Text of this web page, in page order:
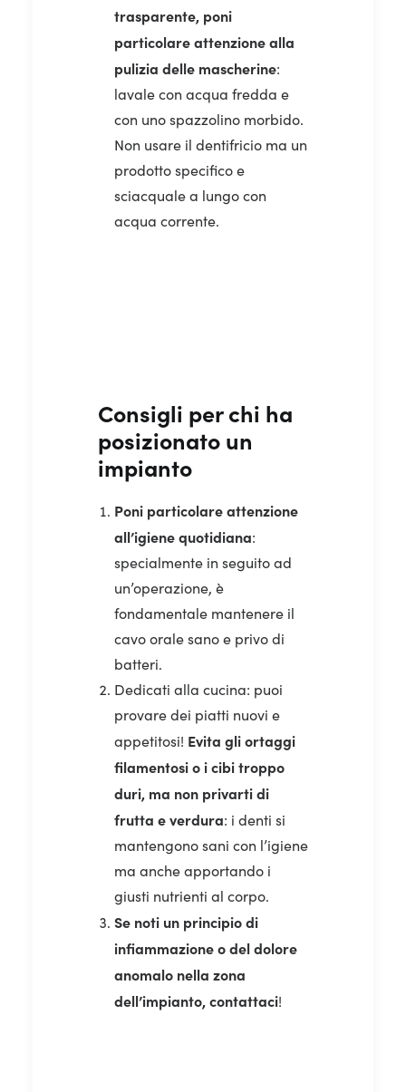
trasparente, poni
particolare attenzione alla
pulizia delle mascherine:
lavale con acqua fredda e
con uno spazzolino morbido.
Non usare il dentifricio ma un
prodotto specifico e
sciacquale a lungo con
acqua corrente.
Consigli per chi ha
posizionato un
impianto
Poni particolare attenzione
all’igiene quotidiana:
specialmente in seguito ad
un’operazione, è
fondamentale mantenere il
cavo orale sano e privo di
batteri.
Dedicati alla cucina: puoi
provare dei piatti nuovi e
appetitosi! Evita gli ortaggi
filamentosi o i cibi troppo
duri, ma non privarti di
frutta e verdura: i denti si
mantengono sani con l’igiene
ma anche apportando i
giusti nutrienti al corpo.
Se noti un principio di
infiammazione o del dolore
anomalo nella zona
dell’impianto, contattaci!